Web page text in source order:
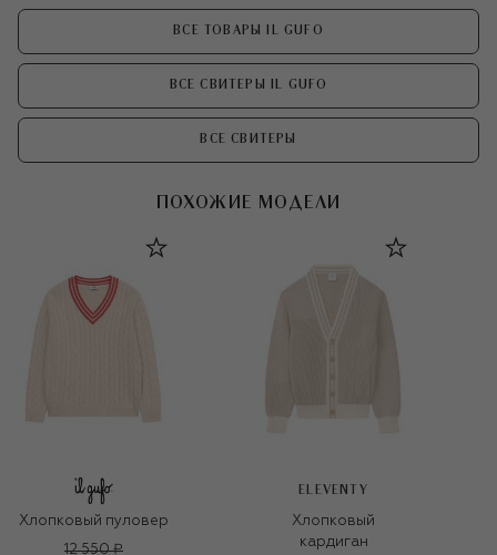
ВСЕ ТОВАРЫ IL GUFO
ВСЕ СВИТЕРЫ IL GUFO
ВСЕ СВИТЕРЫ
ПОХОЖИЕ МОДЕЛИ
Хлопковый пуловер
12 550 ₽
ELEVENTY
Хлопковый
кардиган